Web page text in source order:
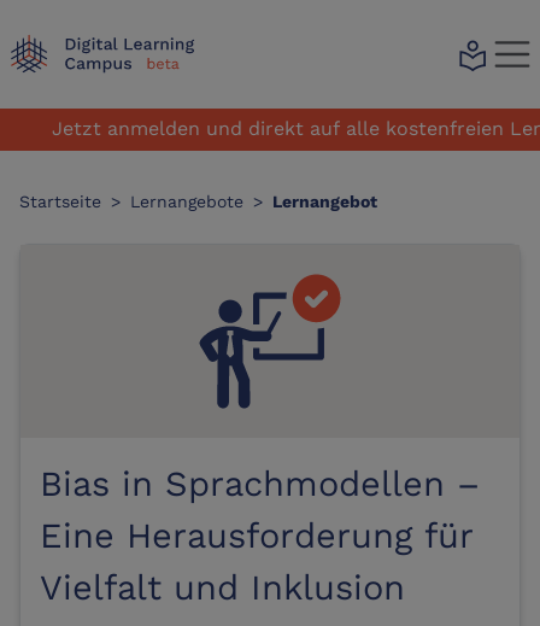
local_library
Jetzt anmelden und direkt auf alle kostenfreien
Startseite > Lernangebote > Lernangebot
Bias in Sprachmodellen –
Eine Herausforderung für
Vielfalt und Inklusion